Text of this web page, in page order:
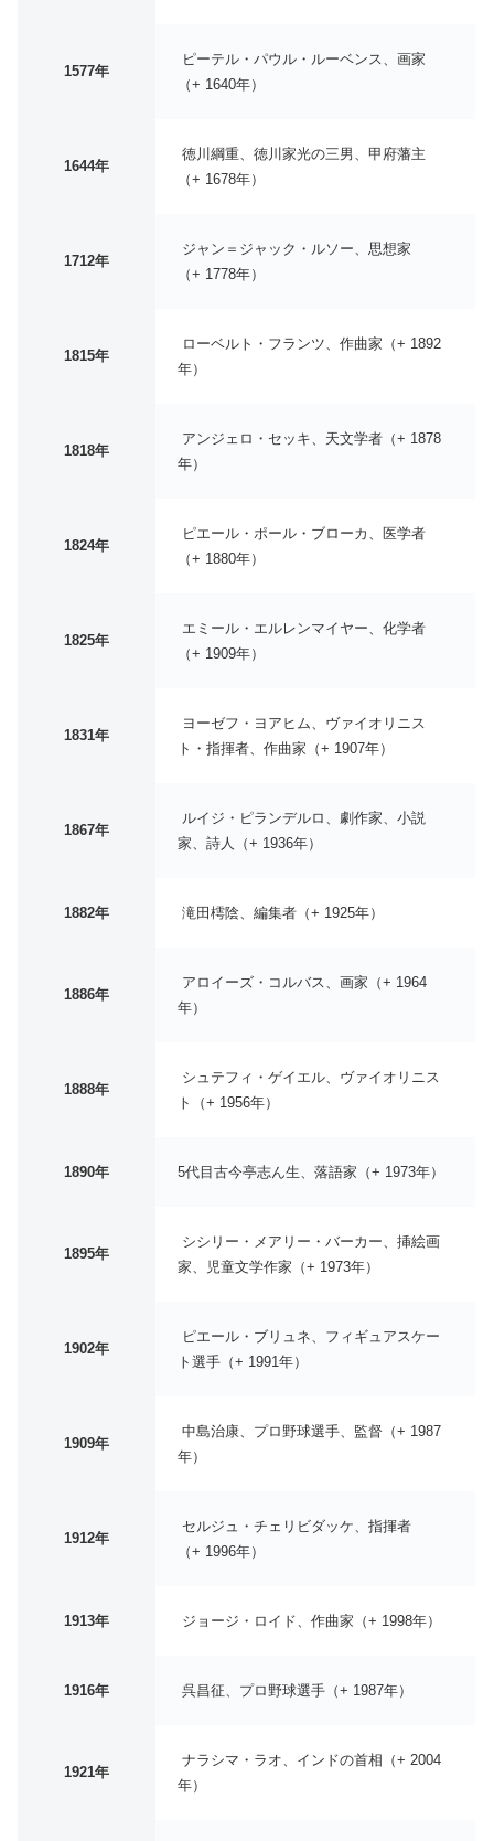
1577年
ピーテル・パウル・ルーベンス、画家
（+ 1640年）
1644年
徳川綱重、徳川家光の三男、甲府藩主
（+ 1678年）
1712年
ジャン＝ジャック・ルソー、思想家
（+ 1778年）
1815年
ローベルト・フランツ、作曲家（+ 1892
年）
1818年
アンジェロ・セッキ、天文学者（+ 1878
年）
1824年
ピエール・ポール・ブローカ、医学者
（+ 1880年）
1825年
エミール・エルレンマイヤー、化学者
（+ 1909年）
1831年
ヨーゼフ・ヨアヒム、ヴァイオリニス
ト・指揮者、作曲家（+ 1907年）
1867年
ルイジ・ピランデルロ、劇作家、小説
家、詩人（+ 1936年）
1882年 滝田樗陰、編集者（+ 1925年）
1886年
アロイーズ・コルバス、画家（+ 1964
年）
1888年
シュテフィ・ゲイエル、ヴァイオリニス
ト（+ 1956年）
1890年 5代目古今亭志ん生、落語家（+ 1973年）
1895年
シシリー・メアリー・バーカー、挿絵画
家、児童文学作家（+ 1973年）
1902年
ピエール・ブリュネ、フィギュアスケー
ト選手（+ 1991年）
1909年
中島治康、プロ野球選手、監督（+ 1987
年）
1912年
セルジュ・チェリビダッケ、指揮者
（+ 1996年）
1913年 ジョージ・ロイド、作曲家（+ 1998年）
1916年 呉昌征、プロ野球選手（+ 1987年）
1921年
ナラシマ・ラオ、インドの首相（+ 2004
年）